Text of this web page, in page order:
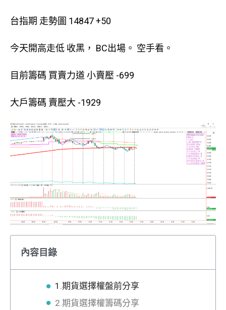
台指期 走勢圖 14847 +50
今天開高走低 收黑， BC出場。 空手看。
目前籌碼 買賣力道 小賣壓 -699
大戶籌碼 賣壓大 -1929
內容目錄
1.期貨選擇權盤前分享
2.期貨選擇權籌碼分享